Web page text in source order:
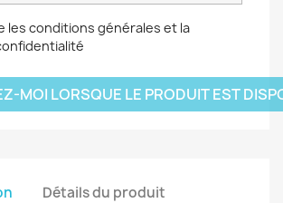
les conditions générales et la
MOI LORSQUE LE PRODUIT EST
Détails du produit